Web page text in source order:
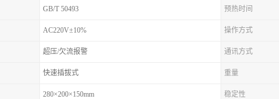
GB/T 50493 预热时间
AC220V±10% 操作方式
超压/欠流报警 通讯方式
快速插拔式 重量
280×200×150mm 稳定性